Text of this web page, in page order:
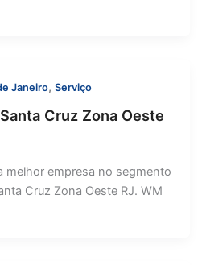
Janeiro, Serviço
Cruz Zona Oeste
melhor empresa no segmento
Cruz Zona Oeste RJ. WM